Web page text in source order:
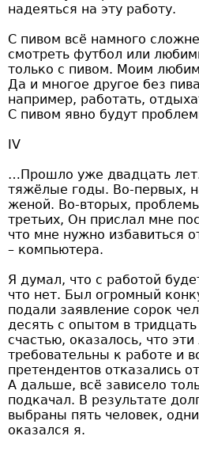
надеяться на эту работу.
С пивом всё намного
смотреть футбол или
только с пивом. Моим
Да и многое другое без
например, работать,
С пивом явно будут
IV
…Прошло уже двадцать
тяжёлые годы. Во-первых,
женой. Во-вторых,
третьих, Он прислал мне
что мне нужно избавиться
– компьютера.
Я думал, что с работой
что нет. Был огромный
подали заявление сорок
десять с опытом в
счастью, оказалось, что
требовательны к работе и
претендентов отказались
А дальше, всё зависело
подкачал. В результате
выбраны пять человек,
оказался я.